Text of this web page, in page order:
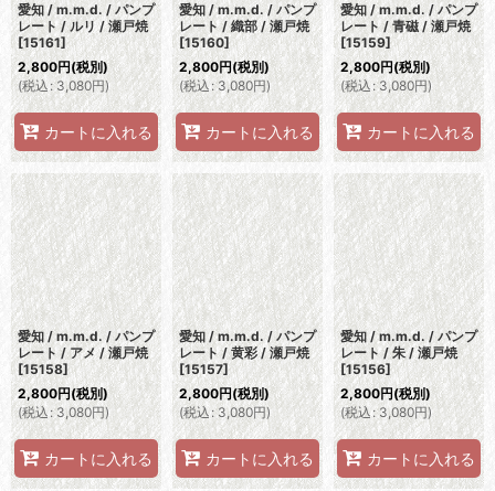
愛知 / m.m.d. / パンプ
レート / ルリ / 瀬戸焼
[15161]
2,800円(税別)
(税込 : 3,080円)
カートに入れる
愛知 / m.m.d. / パンプ
レート / 織部 / 瀬戸焼
[15160]
2,800円(税別)
(税込: 3,080円)
カートに入れる
愛知 / m.m.d. / パンプ
レート / 青磁 / 瀬戸焼
[15159]
2,800円(税別)
(税込 : 3,080円)
カートに入れる
愛知 / m.m.d. / パンプ
レート / アメ / 瀬戸焼
[15158]
2,800円(税別)
(税込 : 3,080円)
カートに入れる
愛知 / m.m.d. / パンプ
レート / 黄彩 / 瀬戸焼
[15157]
2,800円(税別)
(税込 : 3,080円)
カートに入れる
愛知 / m.m.d. / パンプ
レート / 朱 / 瀬戸焼
[15156]
2,800円(税別)
(税込: 3,080円)
カートに入れる